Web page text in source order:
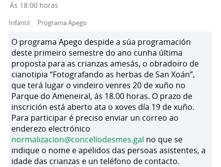
Ás 18.00 horas
Infantil Programa Apego
O programa Apego despide a súa programación
deste primeiro semestre do ano cunha última
proposta para as crianzas amesás, o obradoiro de
cianotipia “Fotografando as herbas de San Xoán”,
que terá lugar o vindeiro venres 20 de xuño no
Parque do Ameneiral, ás 18.00 horas. O prazo de
inscrición está aberto ata o xoves día 19 de xuño.
Para participar é preciso enviar un correo ao
enderezo electrónico
normalizacion@concellodesmes.gal no que se
indique o nome e apelidos das persoas asistentes, a
idade das crianzas e un teléfono de contacto.